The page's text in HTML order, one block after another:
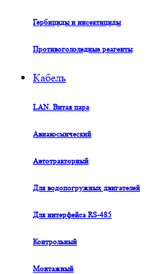
Гербициды и инсектициды
Противогололедные реагенты
Кабель
LAN. Витая пара
Авиакосмический
Автотракторный
Для водопогружных двигателей
Для интерфейса RS-485
Контрольный
Монтажный